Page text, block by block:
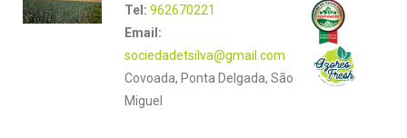
Tel: 962670221
Email:
sociedadetsilva@gmail.com
Covoada, Ponta Delgada, São
Miguel